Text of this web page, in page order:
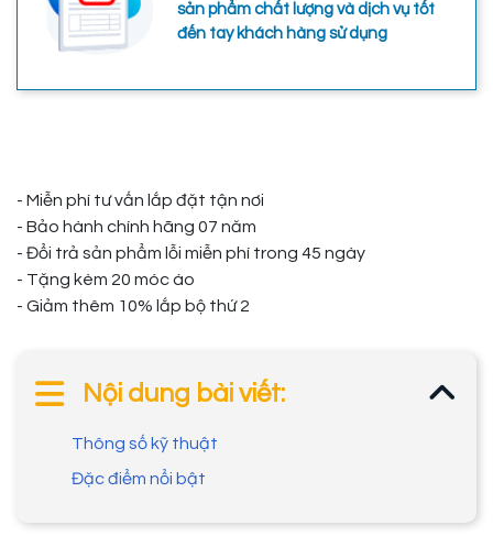
sản phẩm chất lượng và dịch vụ tốt
đến tay khách hàng sử dụng
- Miễn phí tư vấn lắp đặt tận nơi
- Bảo hành chính hãng 07 năm
- Đổi trả sản phẩm lỗi miễn phí trong 45 ngày
- Tặng kèm 20 móc áo
- Giảm thêm 10% lắp bộ thứ 2
Nội dung bài viết:
Thông số kỹ thuật
Đặc điểm nổi bật